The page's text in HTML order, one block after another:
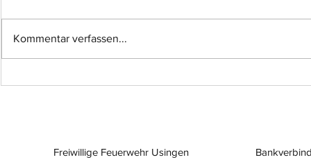
Einsatz-Nr.: 057
Kommentar verfassen...
Freiwillige Feuerwehr Usingen